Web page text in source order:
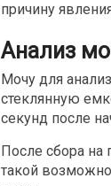
причину
Анализ
Мочу для
стеклянную
секунд после
После сбора на
такой